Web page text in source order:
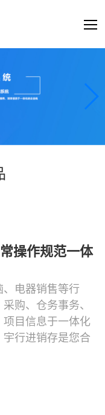
操作规范一体
电器销售等行
购、仓务事务、
目信息于一体化
行进销存是您合